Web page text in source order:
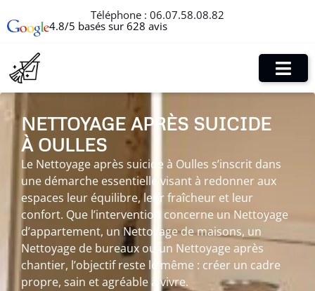
Téléphone : 06.07.58.08.82
4.8/5 basés sur 628 avis
NETTOYAGE APRÈS SUICIDE
À OULLES
Le Nettoyage après suicide à Oulles s’inscrit dans
une démarche essentielle visant à redonner aux
espaces leur équilibre, leur fraîcheur et leur
confort. Que l’intervention concerne un Nettoyage
d’appartement, un Nettoyage de maisons, un
Nettoyage de bureaux ou un Nettoyage après
chantier, l’objectif reste le même : créer un cadre
propre, sain et agréable à vivre.